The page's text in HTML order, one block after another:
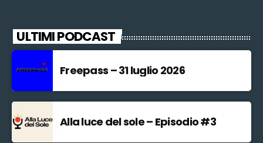
ULTIMI PODCAST
Freepass – 31 luglio 2026
Alla luce del sole – Episodio #3